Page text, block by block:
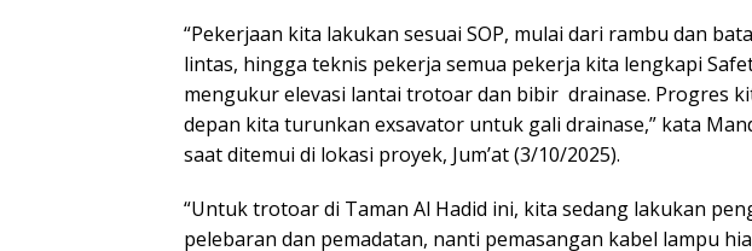
“Pekerjaan kita lakukan sesuai SOP, mulai dari rambu dan
lintas, hingga teknis pekerja semua pekerja kita lengkapi
mengukur elevasi lantai trotoar dan bibir drainase. Progres
depan kita turunkan exsavator untuk gali drainase,” kata
saat ditemui di lokasi proyek, Jum’at (3/10/2025).
“Untuk trotoar di Taman Al Hadid ini, kita sedang lakukan
pelebaran dan pemadatan, nanti pemasangan kabel lampu